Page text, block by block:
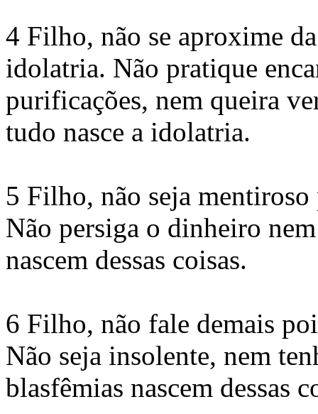
4 Filho, não se aproxime
idolatria. Não pratique
purificações, nem queira
tudo nasce a idolatria.
5 Filho, não seja
Não persiga o dinheiro
nascem dessas coisas.
6 Filho, não fale demais
Não seja insolente, nem
blasfêmias nascem dessas